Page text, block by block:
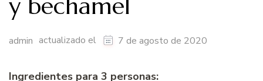
admin actualizado el 7 de agosto de 2020
Ingredientes para 3 personas: